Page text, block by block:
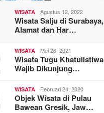
WISATA Agustus 12, 2022
Wisata Salju di Surabaya,
Alamat dan Har…
WISATA Mei 26, 2021
Wisata Tugu Khatulistiwa
Wajib Dikunjung…
WISATA Februari 24, 2020
Objek Wisata di Pulau
Bawean Gresik, Jaw…